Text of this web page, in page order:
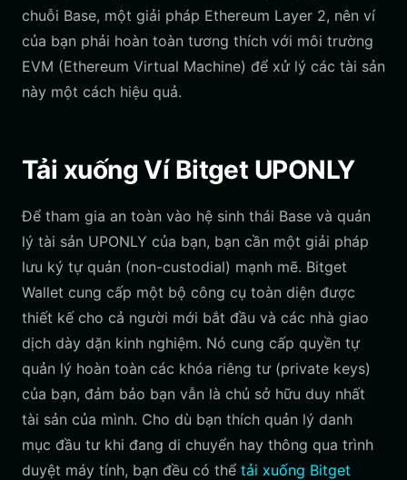
chuỗi Base, một giải pháp Ethereum Layer 2, nên ví
của bạn phải hoàn toàn tương thích với môi trường
EVM (Ethereum Virtual Machine) để xử lý các tài sản
này một cách hiệu quả.
Tải xuống Ví Bitget UPONLY
Để tham gia an toàn vào hệ sinh thái Base và quản
lý tài sản UPONLY của bạn, bạn cần một giải pháp
lưu ký tự quản (non-custodial) mạnh mẽ. Bitget
Wallet cung cấp một bộ công cụ toàn diện được
thiết kế cho cả người mới bắt đầu và các nhà giao
dịch dày dặn kinh nghiệm. Nó cung cấp quyền tự
quản lý hoàn toàn các khóa riêng tư (private keys)
của bạn, đảm bảo bạn vẫn là chủ sở hữu duy nhất
tài sản của mình. Cho dù bạn thích quản lý danh
mục đầu tư khi đang di chuyển hay thông qua trình
duyệt máy tính, bạn đều có thể tải xuống Bitget